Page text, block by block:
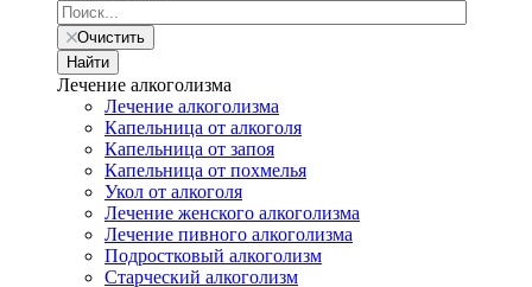
Очистить
Найти
Лечение алкоголизма
Лечение алкоголизма
Капельница от алкоголя
Капельница от запоя
Капельница от похмелья
Укол от алкоголя
Лечение женского алкоголизма
Лечение пивного алкоголизма
Подростковый алкоголизм
Старческий алкоголизм